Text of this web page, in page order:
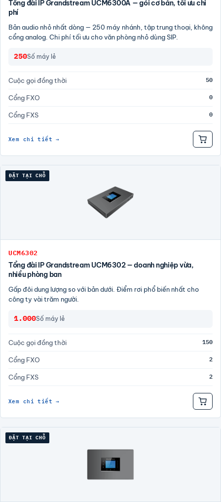
Tổng đài IP Grandstream UCM6300A — gói cơ bản, tối ưu chi
phí
Bản audio nhỏ nhất dòng — 250 máy nhánh, tập trung thoại, không
cổng analog. Chi phí tối ưu cho văn phòng nhỏ dùng SIP.
250Số máy lẻ
Cuộc gọi đồng thời 50
Cổng FXO 0
Cổng FXS 0
Xem chi tiết →
ĐẶT TẠI CHỖ
UCM6302
Tổng đài IP Grandstream UCM6302 — doanh nghiệp vừa,
nhiều phòng ban
Gấp đôi dung lượng so với bản dưới. Điểm rơi phổ biến nhất cho
công ty vài trăm người.
1.000Số máy lẻ
Cuộc gọi đồng thời 150
Cổng FXO 2
Cổng FXS 2
Xem chi tiết →
ĐẶT TẠI CHỖ